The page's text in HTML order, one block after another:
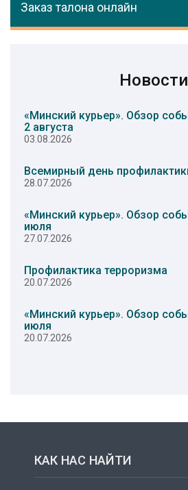
Заказ талона онлайн
Новости
«Минский курьер». Обзор
2 августа
03.08.2026
Всемирный день
28.07.2026
«Минский курьер». Обзор
июля
27.07.2026
Профилактика терроризма
20.07.2026
«Минский курьер». Обзор
июля
20.07.2026
КАК НАС НАЙТИ